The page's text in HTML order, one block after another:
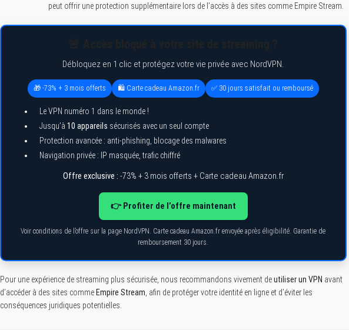
peut offrir une protection supplémentaire lors de l’accès à des sites comme Empire Stream.
Débloquez en 1 clic et protégez votre vie privée avec NordVPN.
🎁 -73% + 3 mois offerts 🛍️ Carte cadeau Amazon.fr ✅ 30 jours satisfait ou remboursé
Le VPN numéro 1 dans le monde !
Jusqu’à 10 appareils sécurisés avec un seul compte
Protection avancée : anti-phishing, blocage des malwares
Navigation privée : IP masquée, trafic chiffré
Offre exclusive : -73% + 3 mois offerts + Carte cadeau Amazon.fr
👉 Profiter de l’offre maintenant
Voir conditions de l’offre sur la page NordVPN. Carte cadeau Amazon.fr envoyée après éligibilité. Garantie de
remboursement 30 jours.
Pour une expérience de streaming plus sécurisée, nous recommandons vivement deutiliser un VPN avant
d’accéder à des sites commeEmpire Stream , afin de protéger votre identité en ligne et d’éviter les
conséquences juridiques potentielles.